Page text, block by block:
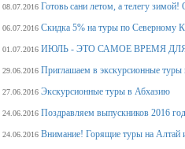
08.07.2016 Готовь сани летом, а
06.07.2016 Скидка 5% на туры по Северному
01.07.2016 ИЮЛЬ - ЭТО САМОЕ ВРЕМЯ
29.06.2016 Приглашаем в экскурсионные
27.06.2016 Экскурсионные туры в Абхазию
24.06.2016 Поздравляем выпускников
24.06.2016 Внимание! Горящие туры на Алтай